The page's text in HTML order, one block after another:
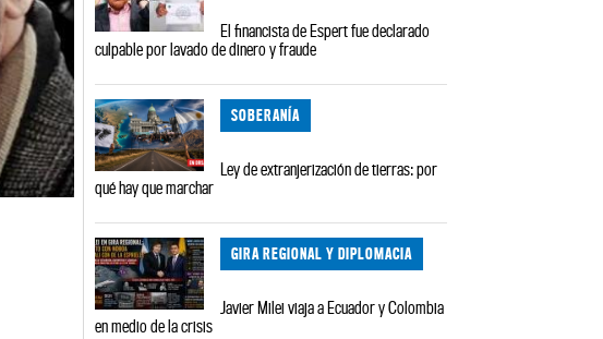
El financista de Espert fue declarado
culpable por lavado de dinero y fraude
SOBERANÍA
Ley de extranjerización de tierras: por
qué hay que marchar
GIRA REGIONAL Y DIPLOMACIA
Javier Milei viaja a Ecuador y Colombia
en medio de la crisis